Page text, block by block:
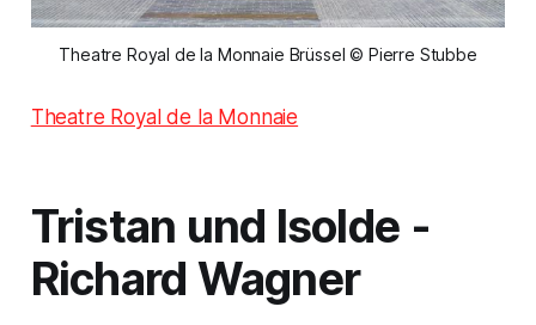
Theatre Royal de la Monnaie Brüssel © Pierre Stubbe
Theatre Royal de la Monnaie
Tristan und Isolde -
Richard Wagner